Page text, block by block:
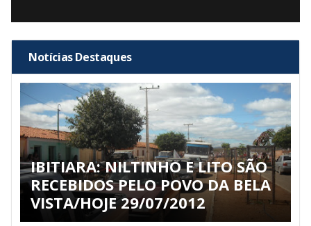
Notícias Destaques
IBITIARA: NILTINHO E LITO SÃO
RECEBIDOS PELO POVO DA BELA
VISTA/HOJE 29/07/2012